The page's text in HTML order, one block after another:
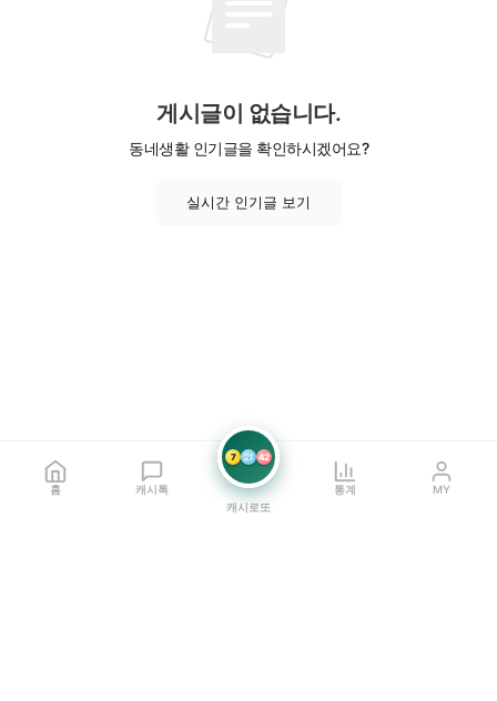
게시글이 없습니다.
동네생활 인기글을 확인하시겠어요?
실시간 인기글 보기
홈 캐시톡
7 21 42
캐시로또
통계 MY